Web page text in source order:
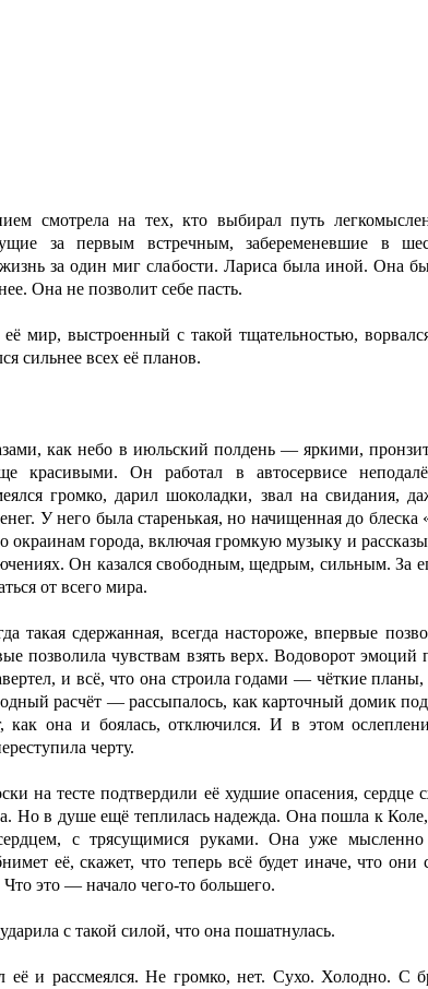
смотрела на тех, кто выбирал путь
за первым встречным, забеременевшие в
за один миг слабости. Лариса была иной. Она
Она не позволит себе пасть.
мир, выстроенный с такой тщательностью,
сильнее всех её планов.
как небо в июльский полдень — яркими,
красивыми. Он работал в автосервисе
громко, дарил шоколадки, звал на свидания,
У него была старенькая, но начищенная до блеска
окраинам города, включая громкую музыку и
Он казался свободным, щедрым, сильным. За
от всего мира.
такая сдержанная, всегда настороже, впервые
позволила чувствам взять верх. Водоворот эмоций
и всё, что она строила годами — чёткие
расчёт — рассыпалось, как карточный домик
как она и боялась, отключился. И в этом
черту.
на тесте подтвердили её худшие опасения, сердце
Но в душе ещё теплилась надежда. Она пошла к
с трясущимися руками. Она уже мысленно
её, скажет, что теперь всё будет иначе, что они
Что это — начало чего-то большего.
с такой силой, что она пошатнулась.
её и рассмеялся. Не громко, нет. Сухо. Холодно. С